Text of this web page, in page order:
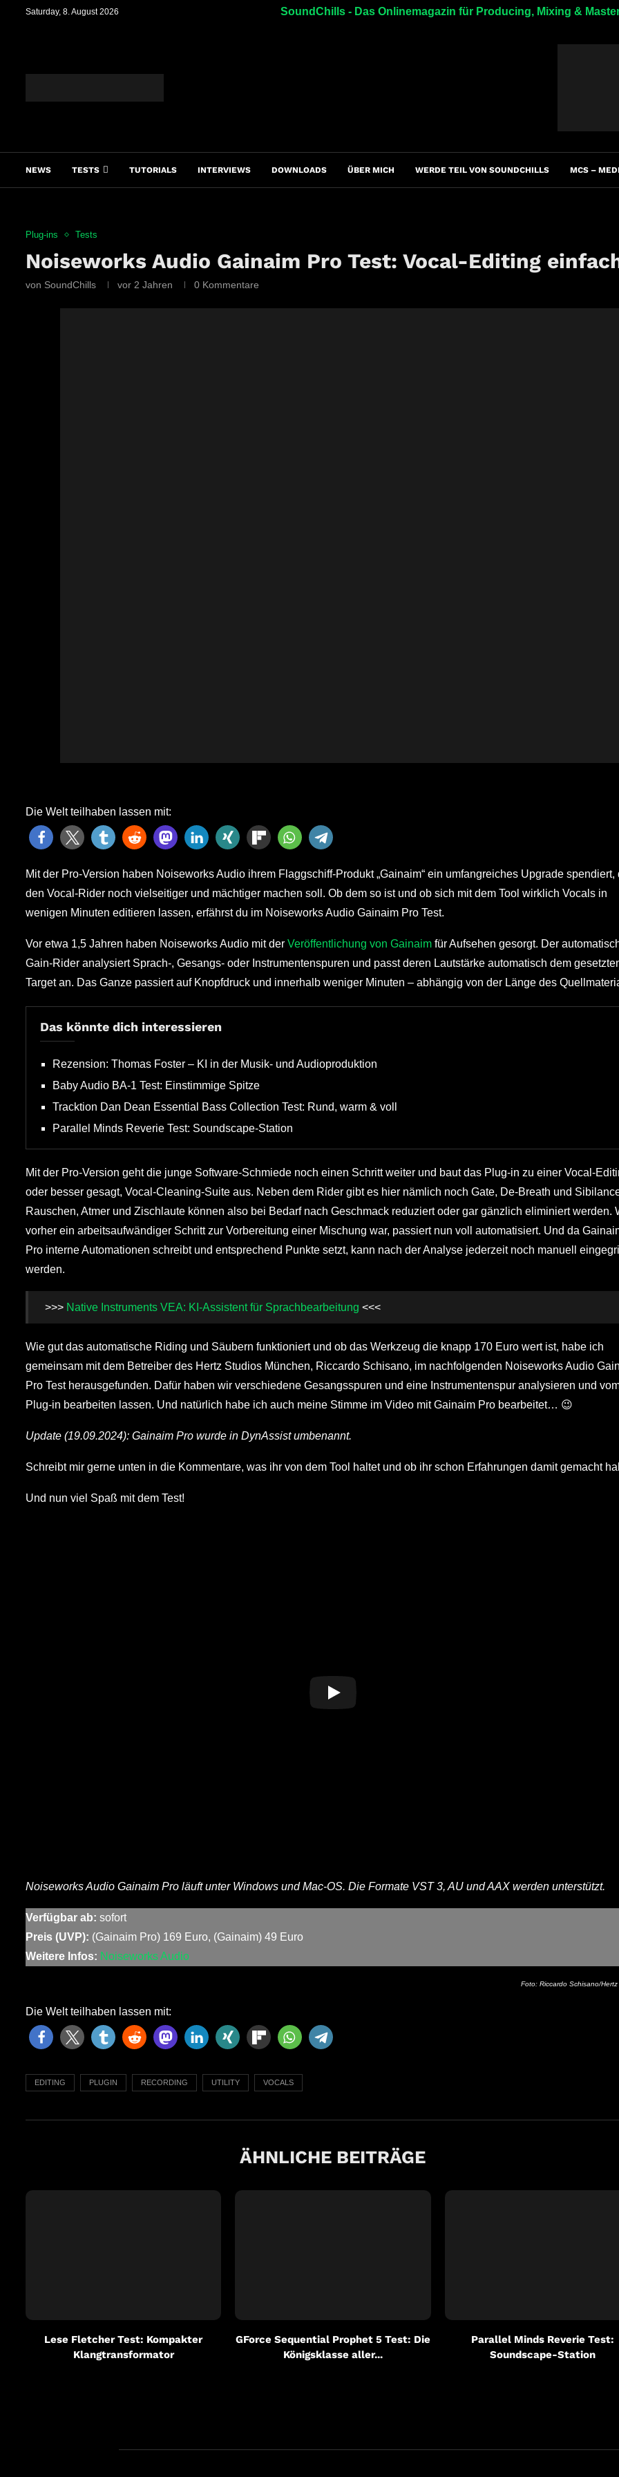
Saturday, 8. August 2026 SoundChills - Das Onlinemagazin für Producing, Mixing &
NEWS TESTS TUTORIALS INTERVIEWS DOWNLOADS ÜBER MICH WERDE TEIL VON SOUNDCHILLS MCS –
Plug-ins Tests
Noiseworks Audio Gainaim Pro Test: Vocal-Editing
von SoundChills vor 2 Jahren 0 Kommentare
Die Welt teilhaben lassen mit:
Mit der Pro-Version haben Noiseworks Audio ihrem Flaggschiff-Produkt „Gainaim“ ein umfangreiches Upgrade spendiert,
den Vocal-Rider noch vielseitiger und mächtiger machen soll. Ob dem so ist und ob sich mit dem Tool wirklich Vocals in
wenigen Minuten editieren lassen, erfährst du im Noiseworks Audio Gainaim Pro Test.
Vor etwa 1,5 Jahren haben Noiseworks Audio mit der Veröffentlichung von Gainaim für Aufsehen gesorgt. Der
Gain-Rider analysiert Sprach-, Gesangs- oder Instrumentenspuren und passt deren Lautstärke automatisch dem
Target an. Das Ganze passiert auf Knopfdruck und innerhalb weniger Minuten – abhängig von der Länge des
Das könnte dich interessieren
Rezension: Thomas Foster – KI in der Musik- und Audioproduktion
Baby Audio BA-1 Test: Einstimmige Spitze
Tracktion Dan Dean Essential Bass Collection Test: Rund, warm & voll
Parallel Minds Reverie Test: Soundscape-Station
Mit der Pro-Version geht die junge Software-Schmiede noch einen Schritt weiter und baut das Plug-in zu einer Vocal-
oder besser gesagt, Vocal-Cleaning-Suite aus. Neben dem Rider gibt es hier nämlich noch Gate, De-Breath und
Rauschen, Atmer und Zischlaute können also bei Bedarf nach Geschmack reduziert oder gar gänzlich eliminiert werden.
vorher ein arbeitsaufwändiger Schritt zur Vorbereitung einer Mischung war, passiert nun voll automatisiert. Und da
Pro interne Automationen schreibt und entsprechend Punkte setzt, kann nach der Analyse jederzeit noch manuell
werden.
>>> Native Instruments VEA: KI-Assistent für Sprachbearbeitung <<<
Wie gut das automatische Riding und Säubern funktioniert und ob das Werkzeug die knapp 170 Euro wert ist, habe ich
gemeinsam mit dem Betreiber des Hertz Studios München, Riccardo Schisano, im nachfolgenden Noiseworks Audio
Pro Test herausgefunden. Dafür haben wir verschiedene Gesangsspuren und eine Instrumentenspur analysieren und
Plug-in bearbeiten lassen. Und natürlich habe ich auch meine Stimme im Video mit Gainaim Pro bearbeitet… 😉
Update (19.09.2024): Gainaim Pro wurde in DynAssist umbenannt.
Schreibt mir gerne unten in die Kommentare, was ihr von dem Tool haltet und ob ihr schon Erfahrungen damit gemacht
Und nun viel Spaß mit dem Test!
Noiseworks Audio Gainaim Pro läuft unter Windows und Mac-OS. Die Formate VST 3, AU und AAX werden unterstützt.
Verfügbar ab: sofort
Preis (UVP): (Gainaim Pro) 169 Euro, (Gainaim) 49 Euro
Weitere Infos: Noiseworks Audio
Foto: Riccardo Schisano/
Die Welt teilhaben lassen mit:
EDITING PLUGIN RECORDING UTILITY VOCALS
ÄHNLICHE BEITRÄGE
Lese Fletcher Test: Kompakter
Klangtransformator
GForce Sequential Prophet 5 Test: Die
Königsklasse aller...
Parallel Minds Reverie Test:
Soundscape-Station